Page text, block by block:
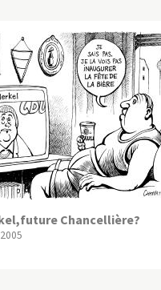
Chancellière?